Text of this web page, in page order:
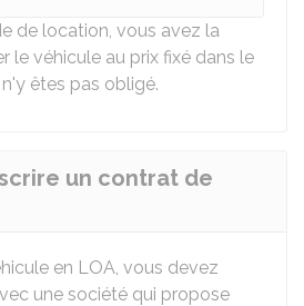
de location, vous avez la
le véhicule au prix fixé dans le
êtes pas obligé.
un contrat de
en LOA, vous devez
une société qui propose